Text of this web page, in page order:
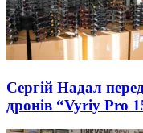
Сергій Надал
дронів “Vyriy Pro